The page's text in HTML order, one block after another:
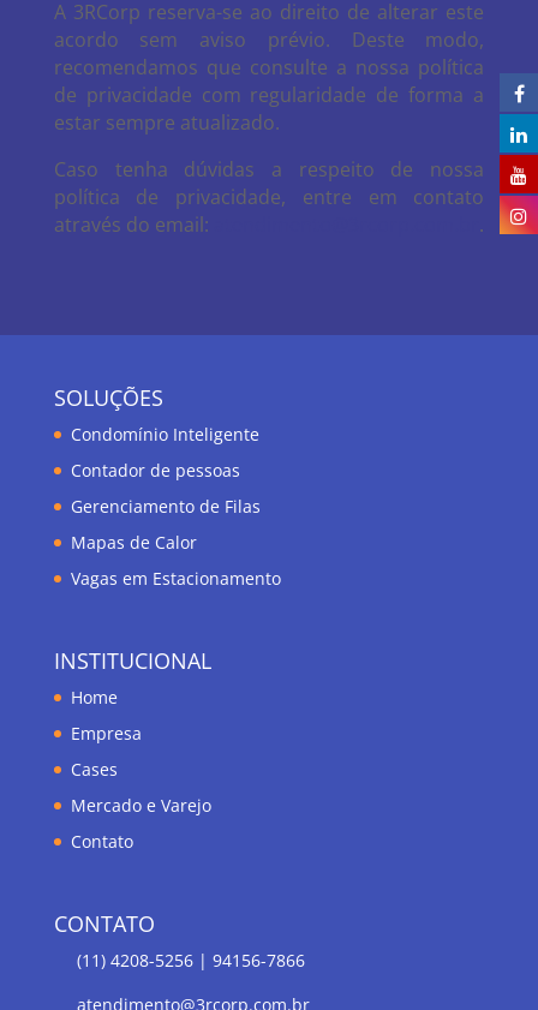
A 3RCorp reserva-se ao direito de alterar este
acordo sem aviso prévio. Deste modo,
recomendamos que consulte a nossa política
de privacidade com regularidade de forma a
estar sempre atualizado.
Caso tenha dúvidas a respeito de nossa
política de privacidade, entre em contato
através do email:
.
SOLUÇÕES
Condomínio Inteligente
Contador de pessoas
Gerenciamento de Filas
Mapas de Calor
Vagas em Estacionamento
INSTITUCIONAL
Home
Empresa
Cases
Mercado e Varejo
Contato
CONTATO
(11) 4208-5256 | 94156-7866
atendimento@3rcorp.com.br